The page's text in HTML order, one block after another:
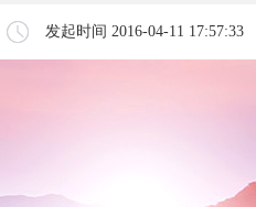
发起时间 2016-04-11 17:57:33